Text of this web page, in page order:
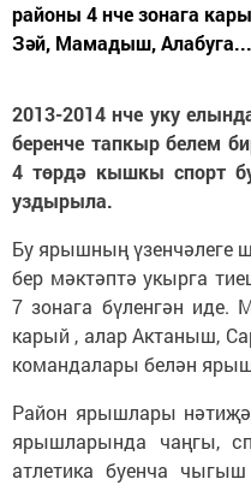
районы 4 нче зонага
Зәй, Мамадыш, Алабуга...
2013-2014 нче уку
беренче тапкыр белем
4 төрдә кышкы спорт
уздырыла.
Бу ярышның үзенчәлеге
бер мәктәптә укырга
7 зонага бүленгән иде.
карый , алар Актаныш,
командалары белән
Район ярышлары
ярышларында чаңгы,
атлетика буенча